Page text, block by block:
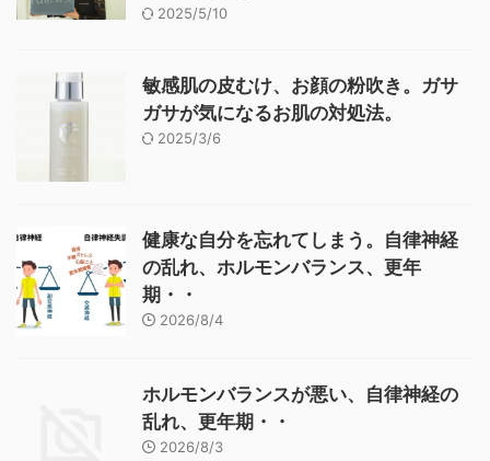
2025/5/10
敏感肌の皮むけ、お顔の粉吹き。ガサ
ガサが気になるお肌の対処法。
2025/3/6
健康な自分を忘れてしまう。自律神経
の乱れ、ホルモンバランス、更年
期・・
2026/8/4
ホルモンバランスが悪い、自律神経の
乱れ、更年期・・
2026/8/3